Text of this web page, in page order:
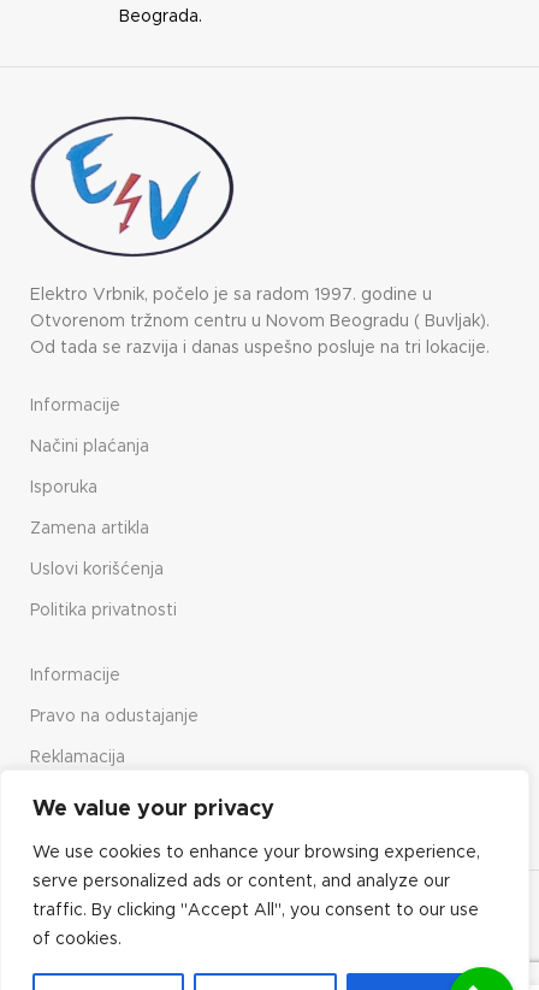
We value your privacy
We use cookies to enhance your browsing experience,
serve personalized ads or content, and analyze our
traffic. By clicking "Accept All", you consent to our use
of cookies.
Beograda.
Elektro Vrbnik, počelo je sa radom 1997. godine u
Otvorenom tržnom centru u Novom Beogradu ( Buvljak).
Od tada se razvija i danas uspešno posluje na tri lokacije.
Informacije
Načini plaćanja
Isporuka
Zamena artikla
Uslovi korišćenja
Politika privatnosti
Informacije
Pravo na odustajanje
Reklamacija
Način upotrebe sajta
Copyright© 2023 Elektro Vrbnik